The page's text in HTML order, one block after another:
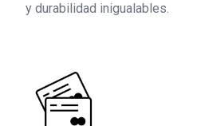
y durabilidad inigualables.